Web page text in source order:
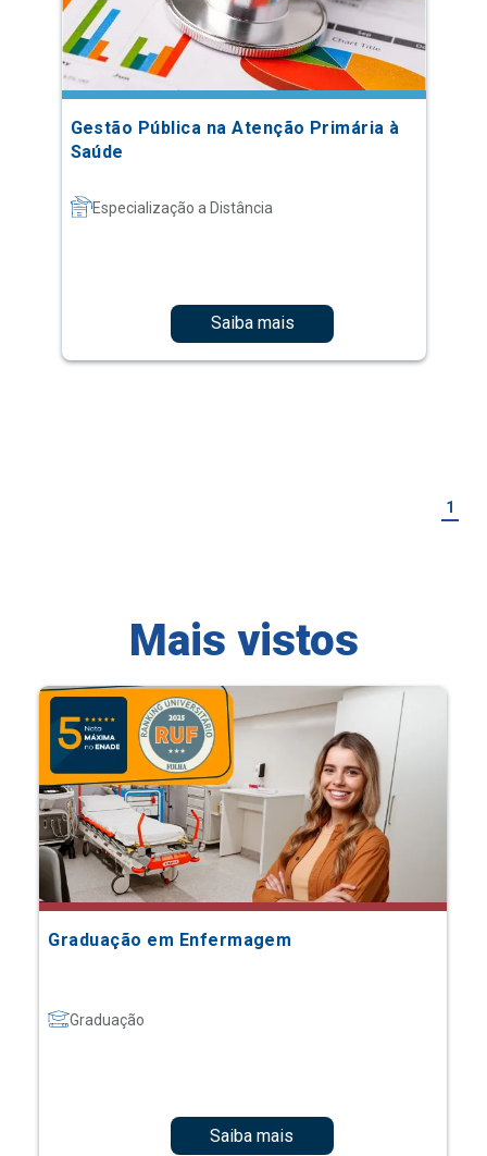
Gestão Pública na Atenção Primária à
Saúde
Especialização a Distância
Saiba mais
1
Mais vistos
Graduação em Enfermagem
Graduação
Saiba mais